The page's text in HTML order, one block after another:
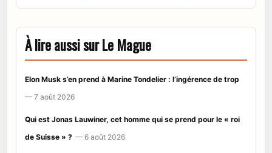
À lire aussi sur Le Mague
Elon Musk s’en prend à Marine Tondelier : l’ingérence de trop
— 7 août 2026
Qui est Jonas Lauwiner, cet homme qui se prend pour le « roi
de Suisse » ? — 6 août 2026